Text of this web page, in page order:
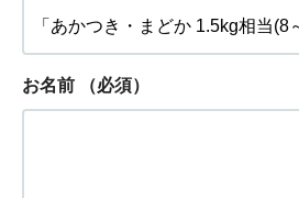
お名前 （必須）